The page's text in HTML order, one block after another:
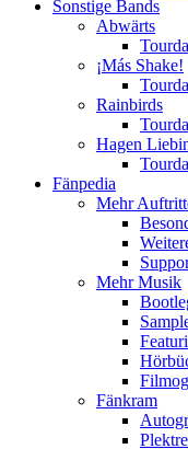
Sonstige Bands
Abwärts
¡Más Shake!
Rainbirds
Hagen
Fänpedia
Mehr
Mehr Musik
Fänkram